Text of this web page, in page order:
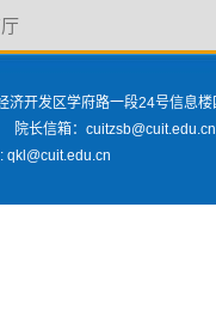
济开发区学府路一段24号信息楼
长信箱：cuitzsb@cuit.edu.cn